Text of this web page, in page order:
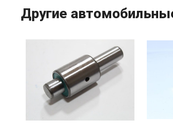
Другие